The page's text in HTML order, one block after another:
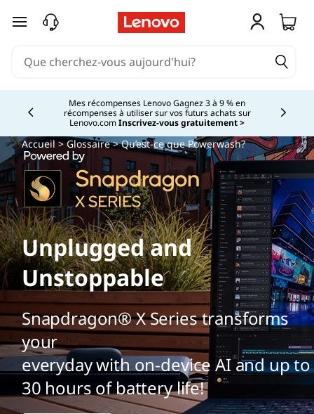
passer au contenu principal
Mes récompenses Lenovo Gagnez 3 à 9 % en
récompenses à utiliser sur vos futurs achats sur
Lenovo.comInscrivez-vous gratuitement >
Currently displaying item 2 of
Accueil>Glossaire> Qu’est-ce que Powerwash?
Unplugged and
Unstoppable
Snapdragon® X Series transforms
your
everyday with on-device AI and up to
30 hours of battery life!